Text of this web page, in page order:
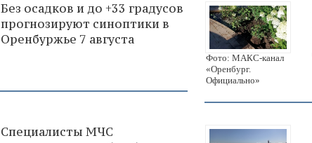
Без осадков и до +33 градусов
прогнозируют синоптики в
Оренбуржье 7 августа
Фото: МАКС-канал
«Оренбург.
Официально»
Специалисты МЧС